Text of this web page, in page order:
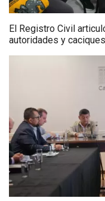
El Registro Civil
autoridades y